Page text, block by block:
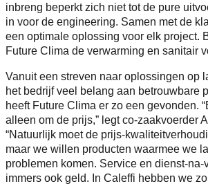
inbreng beperkt zich niet tot de pure
in voor de engineering. Samen met de
een optimale oplossing voor elk project.
Future Clima de verwarming en sanitair
Vanuit een streven naar oplossingen op
het bedrijf veel belang aan betrouwbare
heeft Future Clima er zo een gevonden.
alleen om de prijs,” legt co-zaakvoerder
“Natuurlijk moet de prijs-
maar we willen producten waarmee we
problemen komen. Service en dienst-na-
immers ook geld. In Caleffi hebben we